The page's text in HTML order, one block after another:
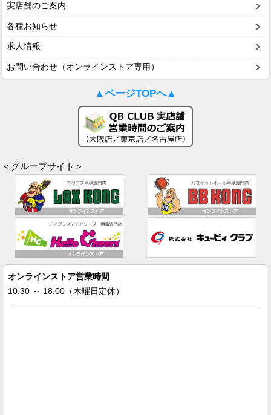
実店舗のご案内
各種お知らせ
求人情報
お問い合わせ（オンラインストア専用）
▲ページTOPへ▲
＜グループサイト＞
オンラインストア営業時間
10:30 ～ 18:00（木曜日定休）